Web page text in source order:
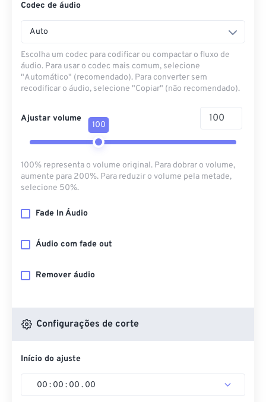
Codec de áudio
Auto
Escolha um codec para codificar ou compactar o fluxo de
áudio. Para usar o codec mais comum, selecione
"Automático" (recomendado). Para converter sem
recodificar o áudio, selecione "Copiar" (não recomendado).
Ajustar volume
100
100% representa o volume original. Para dobrar o volume,
aumente para 200%. Para reduzir o volume pela metade,
selecione 50%.
Fade In Áudio
Áudio com fade out
Remover áudio
Configurações de corte
Início do ajuste
00 : 00 : 00 . 00